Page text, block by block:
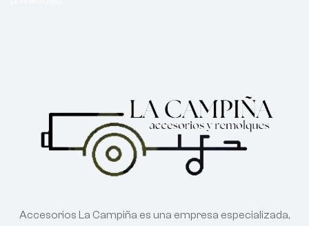
Accesorios La Campiña es una empresa especializada,